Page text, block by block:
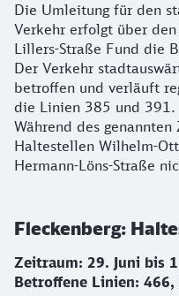
Die Umleitung für den
Verkehr erfolgt über
Lillers-Straße Fund die
Der Verkehr
betroffen und verläuft
die Linien 385 und 391.
Während des
Haltestellen Wilhelm-
Hermann-Löns-Straße
Fleckenberg:
Zeitraum: 29. Juni bis
Betroffene Linien: 466,